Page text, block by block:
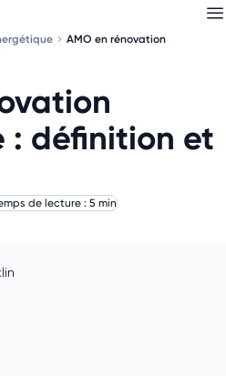
AMO en rénovation
: définition et
de lecture : 5 min
X
vous intéressent